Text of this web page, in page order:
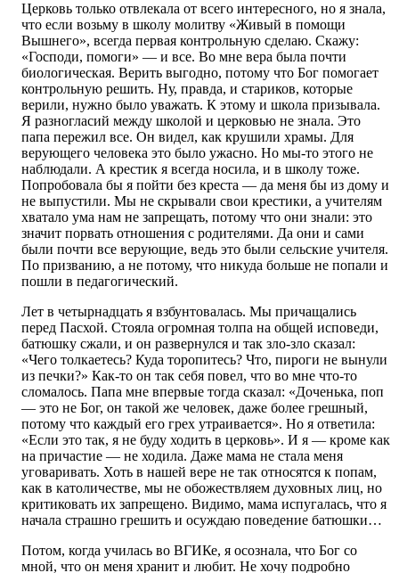
Церковь только отвлекала от всего интересного, но я знала,
что если возьму в школу молитву «Живый в помощи
Вышнего», всегда первая контрольную сделаю. Скажу:
«Господи, помоги» — и все. Во мне вера была почти
биологическая. Верить выгодно, потому что Бог помогает
контрольную решить. Ну, правда, и стариков, которые
верили, нужно было уважать. К этому и школа призывала.
Я разногласий между школой и церковью не знала. Это
папа пережил все. Он видел, как крушили храмы. Для
верующего человека это было ужасно. Но мы-то этого не
наблюдали. А крестик я всегда носила, и в школу тоже.
Попробовала бы я пойти без креста — да меня бы из дому и
не выпустили. Мы не скрывали свои крестики, а учителям
хватало ума нам не запрещать, потому что они знали: это
значит порвать отношения с родителями. Да они и сами
были почти все верующие, ведь это были сельские учителя.
По призванию, а не потому, что никуда больше не попали и
пошли в педагогический.
Лет в четырнадцать я взбунтовалась. Мы причащались
перед Пасхой. Стояла огромная толпа на общей исповеди,
батюшку сжали, и он развернулся и так зло-зло сказал:
«Чего толкаетесь? Куда торопитесь? Что, пироги не вынули
из печки?» Как-то он так себя повел, что во мне что-то
сломалось. Папа мне впервые тогда сказал: «Доченька, поп
— это не Бог, он такой же человек, даже более грешный,
потому что каждый его грех утраивается». Но я ответила:
«Если это так, я не буду ходить в церковь». И я — кроме как
на причастие — не ходила. Даже мама не стала меня
уговаривать. Хоть в нашей вере не так относятся к попам,
как в католичестве, мы не обожествляем духовных лиц, но
критиковать их запрещено. Видимо, мама испугалась, что я
начала страшно грешить и осуждаю поведение батюшки…
Потом, когда училась во ВГИКе, я осознала, что Бог со
мной, что он меня хранит и любит. Не хочу подробно